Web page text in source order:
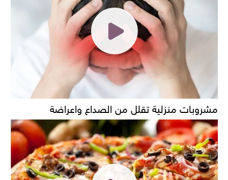
مشروبات منزلية تقلل من الصداع واعراضة